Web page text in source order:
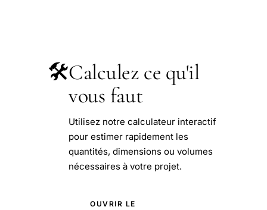
🛠️Calculez ce qu'il
vous faut
Utilisez notre calculateur interactif
pour estimer rapidement les
quantités, dimensions ou volumes
nécessaires à votre projet.
OUVRIR LE